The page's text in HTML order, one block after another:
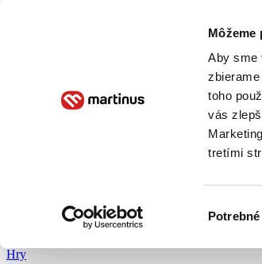
Môžeme
Aby sme
toho
vás
tretími
súhlasu
Potrebné
Poukážky
Hry